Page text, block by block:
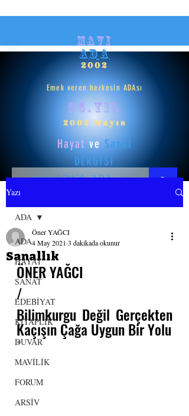
mavi
ADA
2002
Emek veren herkesin ADAsı
25.yıl
2002 Mayıs
HayatveSanat
DERGİSİ
GİRİŞ YAP
Yazı
ADA
HAYAT
SANAT
EDEBİYAT
KİTAPLIK
DUVAR
MAVİLİK
FORUM
ARSİV
ADA
Sanallık
Öner YAĞCI
4 May 2021 3 dakikada okunur
ÖNER YAĞCI
/
Bilimkurgu Değil Gerçekten
Kaçışın Çağa Uygun Bir Yolu
*